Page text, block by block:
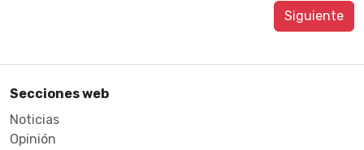
Siguiente
Secciones web
Noticias
Opinión